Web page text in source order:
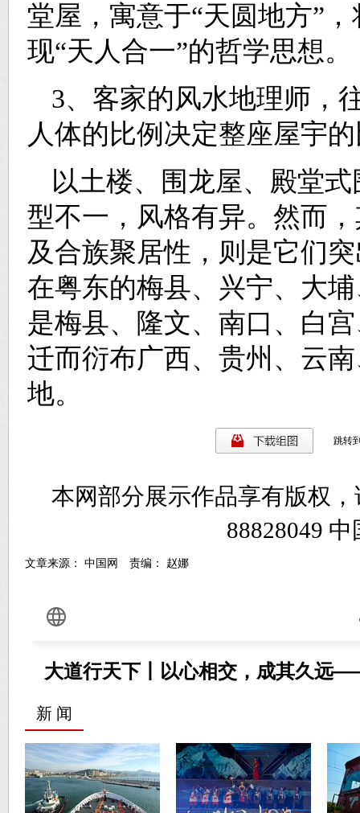
堂屋，寓意于“天圆地方”
现“天人合一”的哲学思想。
3、客家的风水地理师，
人体的比例决定整座屋宇
以土楼、围龙屋、殿堂
型不一，风格有异。然而
及合族聚居性，则是它们
在粤东的梅县、兴宁、大
是梅县、隆文、南口、白
迁而衍布广西、贵州、云
地。
跳转
本网部分展示作品享有版权
88828049
文章来源： 中国网 责编： 赵娜